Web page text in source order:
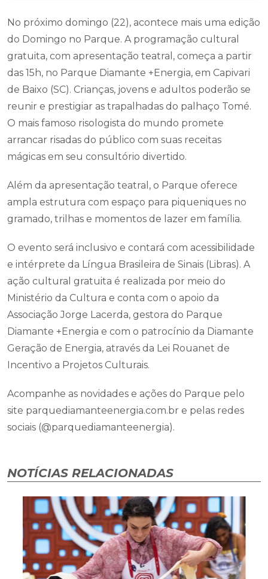
No próximo domingo (22), acontece mais uma edição
do Domingo no Parque. A programação cultural
gratuita, com apresentação teatral, começa a partir
das 15h, no Parque Diamante +Energia, em Capivari
de Baixo (SC). Crianças, jovens e adultos poderão se
reunir e prestigiar as trapalhadas do palhaço Tomé.
O mais famoso risologista do mundo promete
arrancar risadas do público com suas receitas
mágicas em seu consultório divertido.
Além da apresentação teatral, o Parque oferece
ampla estrutura com espaço para piqueniques no
gramado, trilhas e momentos de lazer em família.
O evento será inclusivo e contará com acessibilidade
e intérprete da Língua Brasileira de Sinais (Libras). A
ação cultural gratuita é realizada por meio do
Ministério da Cultura e conta com o apoio da
Associação Jorge Lacerda, gestora do Parque
Diamante +Energia e com o patrocínio da Diamante
Geração de Energia, através da Lei Rouanet de
Incentivo a Projetos Culturais.
Acompanhe as novidades e ações do Parque pelo
site parquediamanteenergia.com.br e pelas redes
sociais (@parquediamanteenergia).
NOTÍCIAS RELACIONADAS